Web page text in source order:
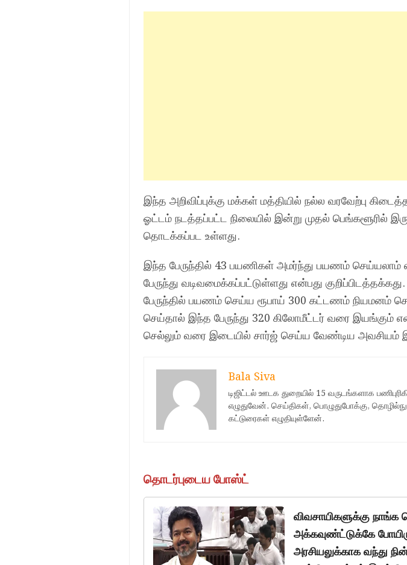
இந்த அறிவிப்புக்கு மக்கள் மத்தியில் நல்ல வரவேற்பு
ஓட்டம் நடத்தப்பட்ட நிலையில் இன்று முதல் பெங்களூரில்
தொடக்கப்பட உள்ளது.
இந்த பேருந்தில் 43 பயணிகள் அமர்ந்து பயணம்
பேருந்து வடிவமைக்கப்பட்டுள்ளது என்பது
பேருந்தில் பயணம் செய்ய ரூபாய் 300 கட்டணம் நியமனம்
செய்தால் இந்த பேருந்து 320 கிலோமீட்டர் வரை இயங்கும்
செல்லும் வரை இடையில் சார்ஜ் செய்ய வேண்டிய அவசியம்
Bala Siva
டிஜிட்டல் ஊடக துறையில் 15 வருடங்களாக
எழுதுவேன். செய்திகள், பொழுதுபோக்கு,
கட்டுரைகள் எழுதியுள்ளேன்.
தொடர்புடைய போஸ்ட்
விவசாயிகளுக்கு
அக்கவுண்ட்டுக்கே
அரசியலுக்காக வந்து